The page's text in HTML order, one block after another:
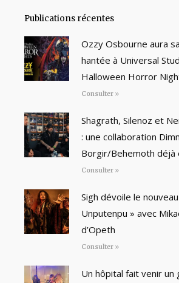
Publications récentes
Ozzy Osbourne aura
hantée à Universal
Halloween Horror
Consulter »
Shagrath, Silenoz et
: une collaboration
Borgir/Behemoth déjà
Consulter »
Sigh dévoile le
Unputenpu » avec
d’Opeth
Consulter »
Un hôpital fait venir un